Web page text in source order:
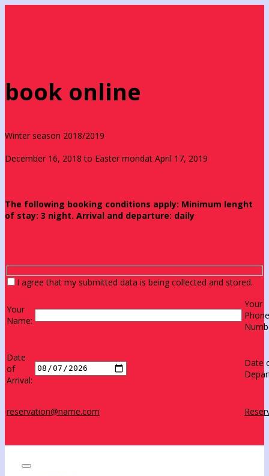
book online
Winter season 2018/2019
December 16, 2018 to Easter mondat April 17, 2019
The following booking conditions apply: Minimum lenght
of stay: 3 night. Arrival and departure: daily
I agree that my submitted data is being collected and stored.
Your
Name:
Your
Phone
Date
of
Arrival:
Date
reservation@name.com